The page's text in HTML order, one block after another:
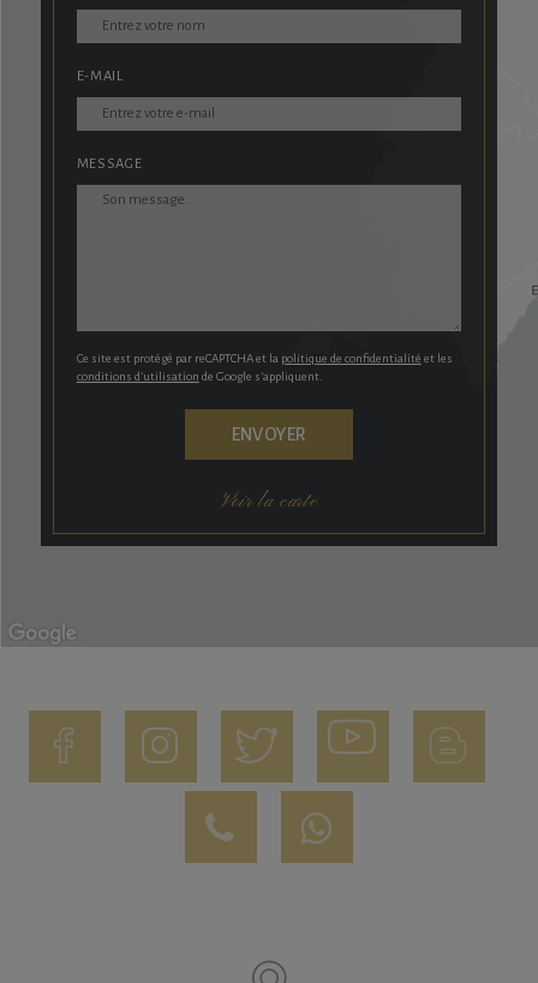
E-MAIL
MESSAGE
Ce site est protégé par reCAPTCHA et la politique de confidentialité et les
conditions d’utilisation de Google s’appliquent.
Voir la carte